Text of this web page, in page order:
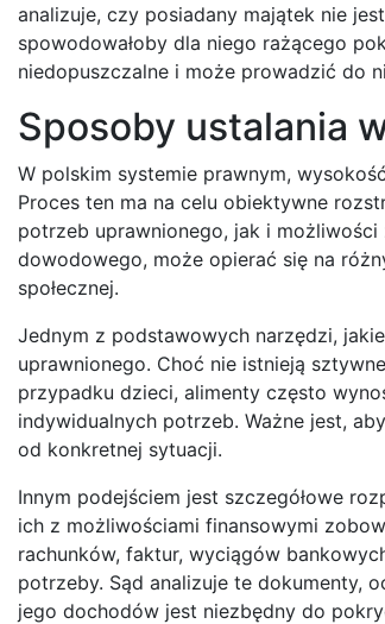
analizuje, czy posiadany majątek nie
spowodowałoby dla niego rażącego
niedopuszczalne i może prowadzić do
Sposoby ustalania
W polskim systemie prawnym,
Proces ten ma na celu obiektywne
potrzeb uprawnionego, jak i możliwości
dowodowego, może opierać się na
społecznej.
Jednym z podstawowych narzędzi,
uprawnionego. Choć nie istnieją
przypadku dzieci, alimenty często
indywidualnych potrzeb. Ważne jest,
od konkretnej sytuacji.
Innym podejściem jest szczegółowe
ich z możliwościami finansowymi
rachunków, faktur, wyciągów
potrzeby. Sąd analizuje te dokumenty,
jego dochodów jest niezbędny do